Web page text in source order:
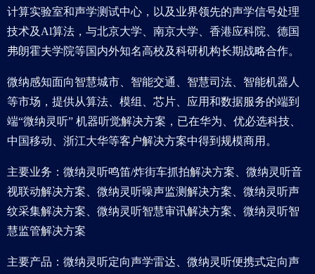
计算实验室和声学测试中心，以及业界领先的声学信号处理
技术及Al算法，与北京大学、南京大学、香港应科院、德国
弗朗霍夫学院等国内外知名高校及科研机构长期战略合作。
微纳感知面向智慧城市、智能交通、智慧司法、智能机器人
等市场，提供从算法、模组、芯片、应用和数据服务的端到
端“微纳灵听” 机器听觉解决方案，已在华为、优必选科技、
中国移动、浙江大华等客户解决方案中得到规模商用。
主要业务：微纳灵听鸣笛/炸街车抓拍解决方案、微纳灵听音
视联动解决方案、微纳灵听噪声监测解决方案、微纳灵听声
纹采集解决方案、微纳灵听智慧审讯解决方案、微纳灵听智
慧监管解决方案
主要产品：微纳灵听定向声学雷达、微纳灵听便携式定向声